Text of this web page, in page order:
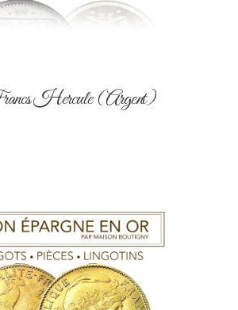
Hercule (Argent)